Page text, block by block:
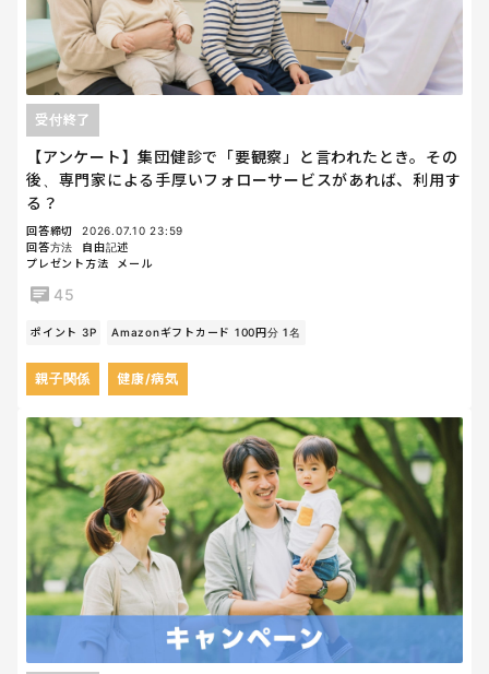
【アンケート】集団健診で「要観察」と言われたとき。その
後、専門家による手厚いフォローサービスがあれば、利用す
る？
受付終了
回答締切
2026.07.10 23:59
回答方法
自由記述
プレゼント方法
メール
45
ポイント 3P Amazonギフトカード 100円分 1名
親子関係 健康/病気